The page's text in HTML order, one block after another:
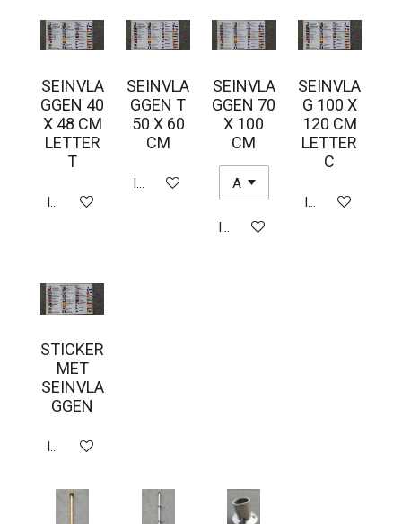
SEINVLA
GGEN 40
X 48 CM
LETTER
T
In winkelwagen
SEINVLA
GGEN T
50 X 60
CM
In winkelwagen
SEINVLA
GGEN 70
X 100
CM
In winkelwagen
SEINVLA
G 100 X
120 CM
LETTER
C
In winkelwagen
STICKER
MET
SEINVLA
GGEN
In winkelwagen